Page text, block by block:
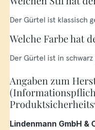
Der Gürtel ist klassisch
Welche Farbe hat
Der Gürtel ist in
Angaben zum
Lindenmann GmbH &